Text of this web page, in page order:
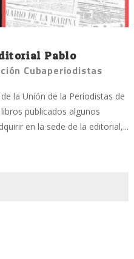
Pablo
Cubaperiodistas
la Unión de la Periodistas de
publicados algunos
en la sede de la editorial,...